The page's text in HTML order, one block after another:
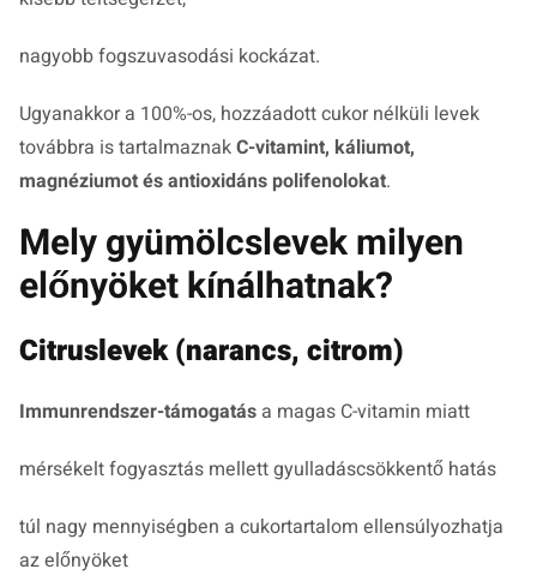
nagyobb fogszuvasodási kockázat.
Ugyanakkor a 100%-os, hozzáadott cukor nélküli levek
továbbra is tartalmaznakC-vitamint, káliumot,
magnéziumot és antioxidáns polifenolokat.
Mely gyümölcslevek milyen
előnyöket kínálhatnak?
Citruslevek (narancs, citrom)
Immunrendszer-támogatás a magas C-vitamin miatt
mérsékelt fogyasztás mellett gyulladáscsökkentő hatás
túl nagy mennyiségben a cukortartalom ellensúlyozhatja
az előnyöket